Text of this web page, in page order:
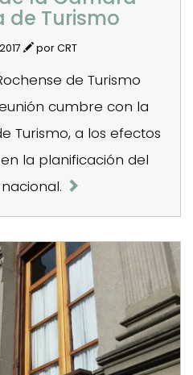
de Turismo
por CRT
de Turismo
cumbre con la
Turismo, a los efectos
la planificación del